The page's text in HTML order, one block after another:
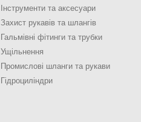
Інструменти та аксесуари
Захист рукавів та шлангів
Гальмівні фітинги та трубки
Ущільнення
Промислові шланги та рукави
Гідроциліндри